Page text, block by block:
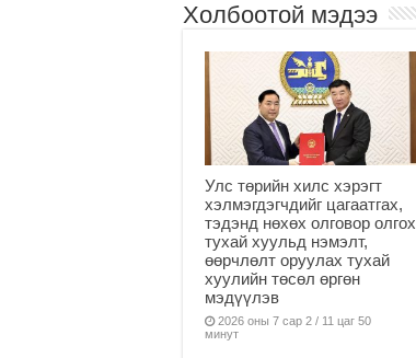
Холбоотой мэдээ
Улс төрийн хилс хэрэгт
хэлмэгдэгчдийг цагаатгах,
тэдэнд нөхөх олговор олгох
тухай хуульд нэмэлт,
өөрчлөлт оруулах тухай
хуулийн төсөл өргөн
мэдүүлэв
2026 оны 7 сар 2 / 11 цаг 50
минут